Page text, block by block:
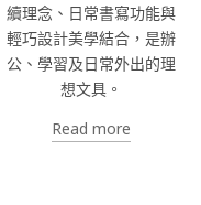
續理念、日常書寫功能與
輕巧設計美學結合，是辦
公、學習及日常外出的理
想文具。
Read more